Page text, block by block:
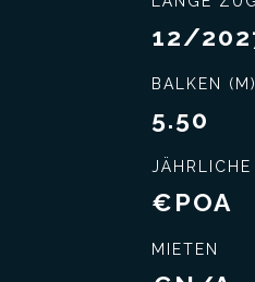
12/
BALKEN (M)
5.50
JÄHRLICHE
€POA
MIETEN